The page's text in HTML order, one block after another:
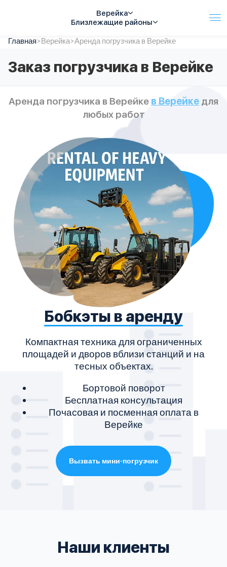
Верейка
Близлежащие районы
Услуги
Автопарк
Тарифы
Отзывы
Главная>Верейка>Аренда погрузчика в Верейке
Заказ погрузчика в Верейке
Аренда погрузчика в Верейке в Верейке для
любых работ
Бобкэты в аренду
Компактная техника для ограниченных
площадей и дворов вблизи станций и на
тесных объектах.
Бортовой поворот
Бесплатная консультация
Почасовая и посменная оплата в
Верейке
Вызвать мини-погрузчик
Наши клиенты